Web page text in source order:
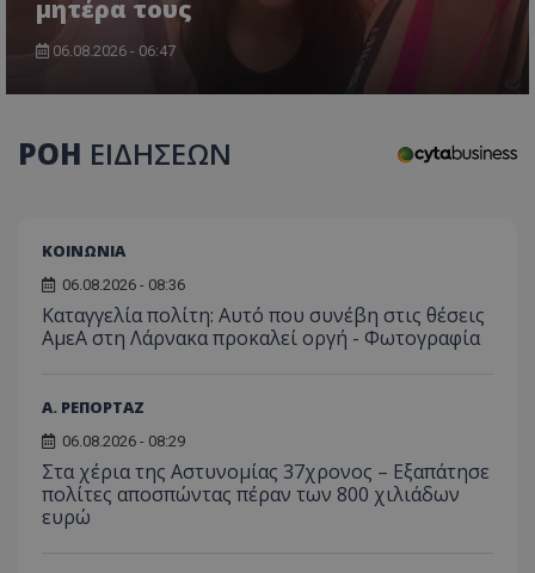
μητέρα τους
06.08.2026 - 06:47
ΡΟΗ ΕΙΔΗΣΕΩΝ
ΚΟΙΝΩΝΙΑ
06.08.2026 - 08:36
Καταγγελία πολίτη: Αυτό που συνέβη στις θέσεις
ΑμεΑ στη Λάρνακα προκαλεί οργή - Φωτογραφία
Α. ΡΕΠΟΡΤΑΖ
06.08.2026 - 08:29
Στα χέρια της Αστυνομίας 37χρονος – Εξαπάτησε
πολίτες αποσπώντας πέραν των 800 χιλιάδων
ευρώ